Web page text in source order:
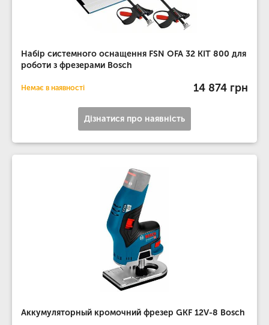
Набір системного оснащення FSN OFA 32 KIT 800 для
роботи з фрезерами Bosch
Немає в наявності 14 874 грн
Дізнатися про наявність
Аккумуляторный кромочний фрезер GKF 12V-8 Bosch